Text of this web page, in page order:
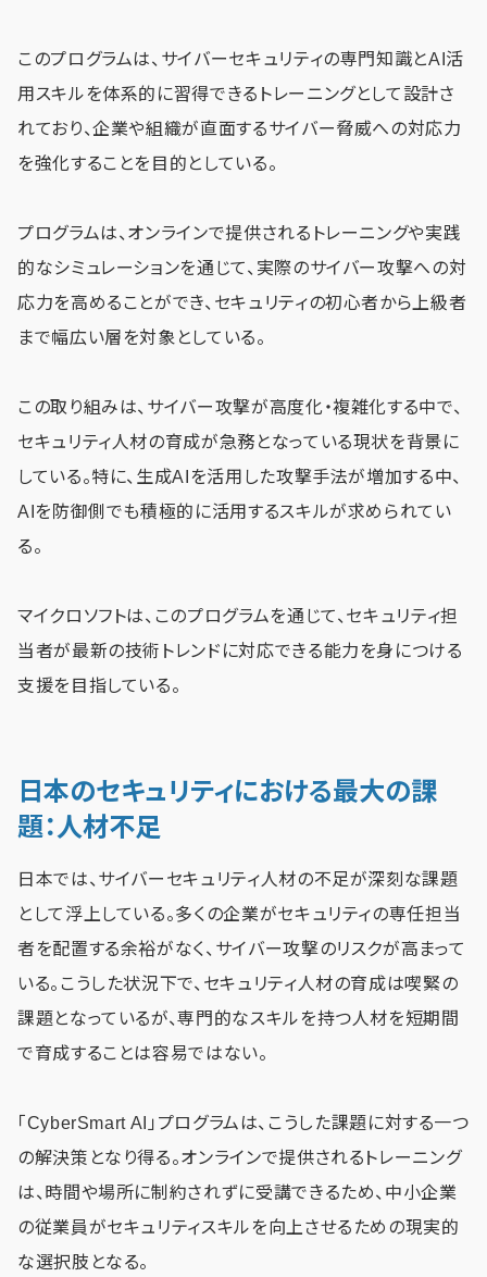
このプログラムは、サイバーセキュリティの専門知識とAI活
用スキルを体系的に習得できるトレーニングとして設計さ
れており、企業や組織が直面するサイバー脅威への対応力
を強化することを目的としている。
プログラムは、オンラインで提供されるトレーニングや実践
的なシミュレーションを通じて、実際のサイバー攻撃への対
応力を高めることができ、セキュリティの初心者から上級者
まで幅広い層を対象としている。
この取り組みは、サイバー攻撃が高度化・複雑化する中で、
セキュリティ人材の育成が急務となっている現状を背景に
している。特に、生成AIを活用した攻撃手法が増加する中、
AIを防御側でも積極的に活用するスキルが求められてい
る。
マイクロソフトは、このプログラムを通じて、セキュリティ担
当者が最新の技術トレンドに対応できる能力を身につける
支援を目指している。
日本のセキュリティにおける最大の課
題：人材不足
日本では、サイバーセキュリティ人材の不足が深刻な課題
として浮上している。多くの企業がセキュリティの専任担当
者を配置する余裕がなく、サイバー攻撃のリスクが高まって
いる。こうした状況下で、セキュリティ人材の育成は喫緊の
課題となっているが、専門的なスキルを持つ人材を短期間
で育成することは容易ではない。
「CyberSmart AI」プログラムは、こうした課題に対する一つ
の解決策となり得る。オンラインで提供されるトレーニング
は、時間や場所に制約されずに受講できるため、中小企業
の従業員がセキュリティスキルを向上させるための現実的
な選択肢となる。